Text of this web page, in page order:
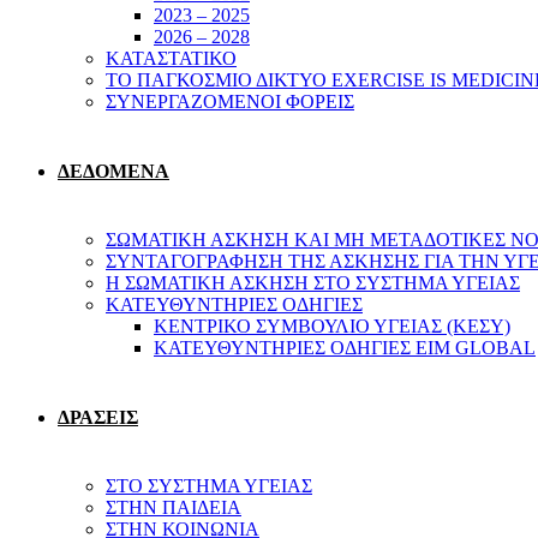
2023 – 2025
2026 – 2028
ΚΑΤΑΣΤΑΤΙΚΟ
ΤΟ ΠΑΓΚΟΣΜΙΟ ΔΙΚΤΥΟ EXERCISE IS
ΣΥΝΕΡΓΑΖΟΜΕΝΟΙ ΦΟΡΕΙΣ
ΔΕΔΟΜΕΝΑ
ΣΩΜΑΤΙΚΗ ΑΣΚΗΣΗ ΚΑΙ ΜΗ ΜΕΤΑΔΟΤΙΚΕΣ
ΣΥΝΤΑΓΟΓΡΑΦΗΣΗ ΤΗΣ ΑΣΚΗΣΗΣ ΓΙΑ ΤΗΝ
Η ΣΩΜΑΤΙΚΗ ΑΣΚΗΣΗ ΣΤΟ ΣΥΣΤΗΜΑ ΥΓΕΙΑΣ
ΚΑΤΕΥΘΥΝΤΗΡΙΕΣ ΟΔΗΓΙΕΣ
ΚΕΝΤΡΙΚΟ ΣΥΜΒΟΥΛΙΟ ΥΓΕΙΑΣ (ΚΕΣΥ)
ΚΑΤΕΥΘΥΝΤΗΡΙΕΣ ΟΔΗΓΙΕΣ EIM GLOBAL
ΔΡΑΣΕΙΣ
ΣΤΟ ΣΥΣΤΗΜΑ ΥΓΕΙΑΣ
ΣΤΗΝ ΠΑΙΔΕΙΑ
ΣΤΗΝ ΚΟΙΝΩΝΙΑ